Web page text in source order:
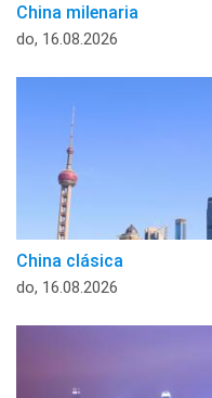
China milenaria
do, 16.08.2026
China clásica
do, 16.08.2026